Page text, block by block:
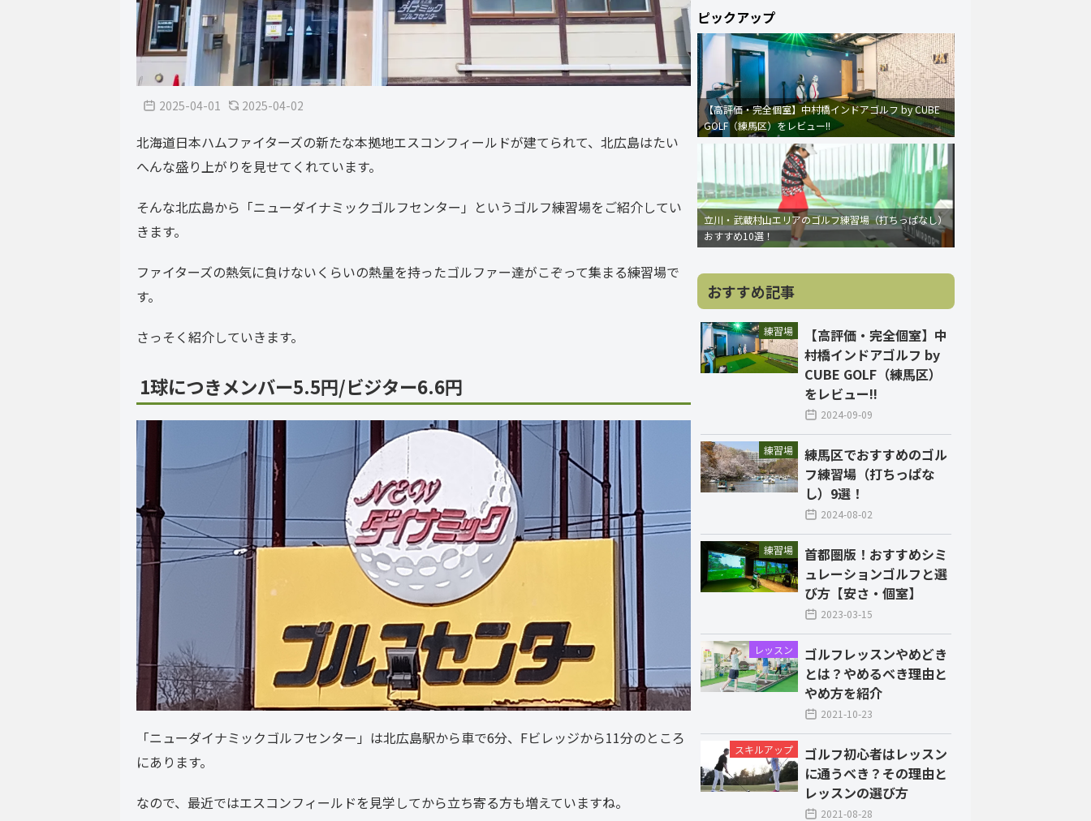
2025-04-01 2025-04-02
北海道日本ハムファイターズの新たな本拠地エスコンフィールドが建てられて、北広島はたい
へんな盛り上がりを見せてくれています。
そんな北広島から「ニューダイナミックゴルフセンター」というゴルフ練習場をご紹介してい
きます。
ファイターズの熱気に負けないくらいの熱量を持ったゴルファー達がこぞって集まる練習場で
す。
さっそく紹介していきます。
1球につきメンバー5.5円/ビジター6.6円
「ニューダイナミックゴルフセンター」は北広島駅から車で6分、Fビレッジから11分のところ
にあります。
なので、最近ではエスコンフィールドを見学してから立ち寄る方も増えていますね。
ピックアップ
【高評価・完全個室】中村橋インドアゴルフ by CUBE
GOLF（練馬区）をレビュー!!
立川・武蔵村山エリアのゴルフ練習場（打ちっぱなし）
おすすめ10選！
おすすめ記事
練習場
【高評価・完全個室】中
村橋インドアゴルフ by
CUBE GOLF（練馬区）
をレビュー!!
2024-09-09
練習場
練馬区でおすすめのゴル
フ練習場（打ちっぱな
し）9選！
2024-08-02
練習場
首都圏版！おすすめシミ
ュレーションゴルフと選
び方【安さ・個室】
2023-03-15
レッスン
ゴルフレッスンやめどき
とは？やめるべき理由と
やめ方を紹介
2021-10-23
スキルアップ
ゴルフ初心者はレッスン
に通うべき？その理由と
レッスンの選び方
2021-08-28